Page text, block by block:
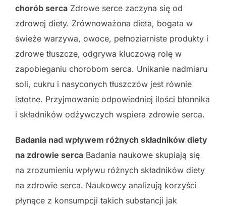
chorób serca Zdrowe serce zaczyna się od
zdrowej diety. Zrównoważona dieta, bogata w
świeże warzywa, owoce, pełnoziarniste produkty i
zdrowe tłuszcze, odgrywa kluczową rolę w
zapobieganiu chorobom serca. Unikanie nadmiaru
soli, cukru i nasyconych tłuszczów jest równie
istotne. Przyjmowanie odpowiedniej ilości błonnika
i składników odżywczych wspiera zdrowie serca.
Badania nad wpływem różnych składników diety
na zdrowie serca Badania naukowe skupiają się
na zrozumieniu wpływu różnych składników diety
na zdrowie serca. Naukowcy analizują korzyści
płynące z konsumpcji takich substancji jak